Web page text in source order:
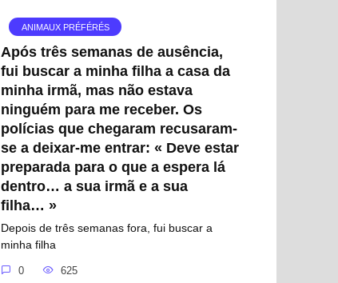
ANIMAUX PRÉFÉRÉS
Após três semanas de ausência,
fui buscar a minha filha a casa da
minha irmã, mas não estava
ninguém para me receber. Os
polícias que chegaram recusaram-
se a deixar-me entrar: « Deve estar
preparada para o que a espera lá
dentro… a sua irmã e a sua
filha… »
Depois de três semanas fora, fui buscar a
minha filha
0 625